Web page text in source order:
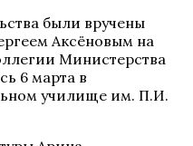
были вручены
Аксёновым на
Министерства
6 марта в
училище им. П.И.